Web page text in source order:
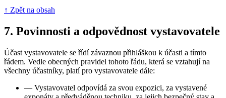
↑ Zpět na obsah
7. Povinnosti a odpovědnost vystavovatele
Účast vystavovatele se řídí závaznou přihláškou k účasti a tímto
řádem. Vedle obecných pravidel tohoto řádu, která se vztahují na
všechny účastníky, platí pro vystavovatele dále:
— Vystavovatel odpovídá za svou expozici, za vystavené